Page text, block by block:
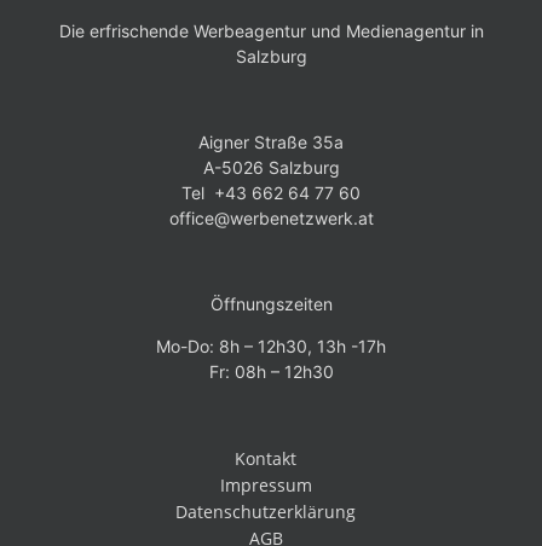
Die erfrischende Werbeagentur und Medienagentur in
Salzburg
Aigner Straße 35a
A-5026 Salzburg
Tel +43 662 64 77 60
office@werbenetzwerk.at
Öffnungszeiten
Mo-Do: 8h – 12h30, 13h -17h
Fr: 08h – 12h30
Kontakt
Impressum
Datenschutzerklärung
AGB